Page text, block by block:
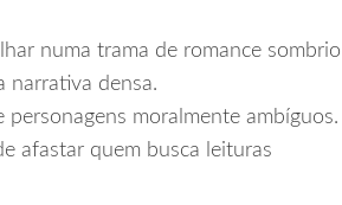
numa trama de romance sombrio
narrativa densa.
moralmente ambíguos.
afastar quem busca leituras